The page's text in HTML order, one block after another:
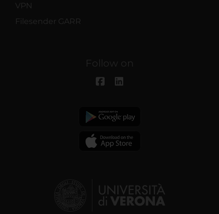
VPN
Filesender GARR
Follow on